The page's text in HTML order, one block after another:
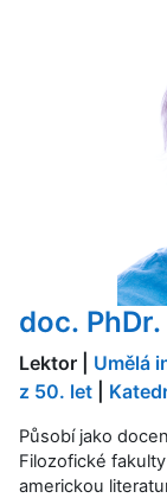
doc.
Lektor | Umělá
z 50. let
Působí jako
Filozofické
americkou